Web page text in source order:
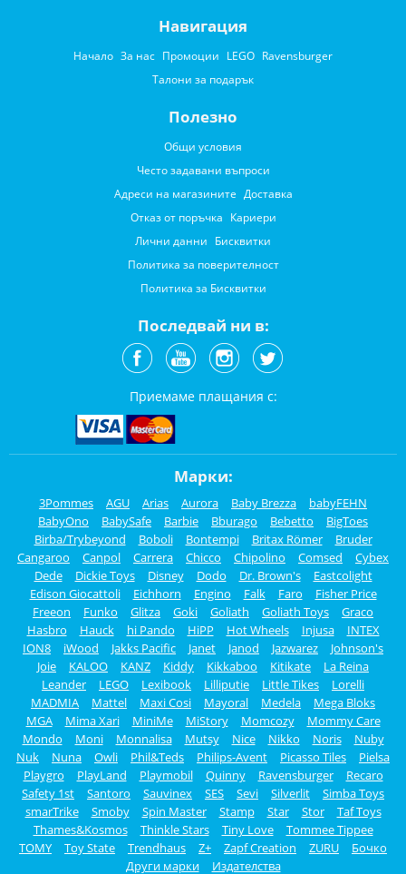
Навигация
Начало За нас Промоции LEGO Ravensburger
Талони за подарък
Полезно
Общи условия
Често задавани въпроси
Адреси на магазините Доставка
Отказ от поръчка Кариери
Лични данни Бисквитки
Политика за поверителност
Политика за Бисквитки
Последвай ни в:
Приемаме плащания с:
Марки:
3Pommes AGU Arias Aurora Baby Brezza
babyFEHN
BabyOno
BabySafe Barbie Bburago Bebetto
BigToes
Birba/Trybeyond
Boboli Bontempi Britax Römer
Bruder
Cangaroo
Canpol Carrera Chicco Chipolino Comsed
Cybex
Dede
Dickie Toys Disney Dodo Dr. Brown's
Eastcolight
Edison Giocattoli
Eichhorn Engino Falk Faro
Fisher Price
Freeon
Funko Glitza Goki Goliath Goliath Toys
Graco
Hasbro
Hauck hi Pando HiPP Hot Wheels Injusa
INTEX
ION8
iWood Jakks Pacific Janet Janod Jazwarez
Johnson's
Joie
KALOO KANZ Kiddy Kikkaboo Kitikate
La Reina
Leander
LEGO Lexibook Lilliputie Little Tikes
Lorelli
MADMIA
Mattel Maxi Cosi Mayoral Medela
Mega Bloks
MGA
Mima Xari MiniMe MiStory Momcozy
Mommy Care
Mondo
Moni Monnalisa Mutsy Nice Nikko Noris
Nuby
Nuk
Nuna Owli Phil&Teds Philips-Avent Picasso Tiles
Pielsa
Playgro
PlayLand Playmobil Quinny Ravensburger
Recaro
Safety 1st
Santoro Sauvinex SES Sevi Silverlit
Simba Toys
smarTrike
Smoby Spin Master Stamp Star Stor
Taf Toys
Thames&Kosmos
Thinkle Stars Tiny Love
Tommee Tippee
TOMY
Toy State Trendhaus Z+ Zapf Creation ZURU
Бочко
Други марки
Издателства